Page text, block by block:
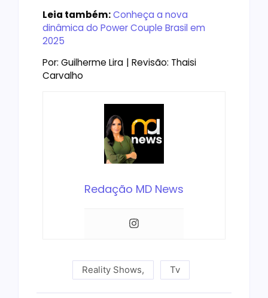
Leia também:Conheça a nova
dinâmica do Power Couple Brasil em
2025
Por: Guilherme Lira | Revisão: Thaisi
Carvalho
Redação MD News
Reality Shows, Tv